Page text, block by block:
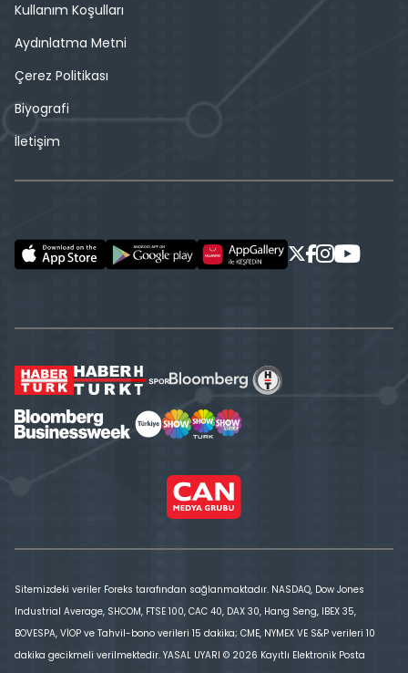
Kullanım Koşulları
Aydınlatma Metni
Çerez Politikası
Biyografi
İletişim
Sitemizdeki veriler Foreks tarafından sağlanmaktadır. NASDAQ, Dow Jones
Industrial Average, SHCOM, FTSE 100, CAC 40, DAX 30, Hang Seng, IBEX 35,
BOVESPA, VİOP ve Tahvil-bono verileri 15 dakika; CME, NYMEX VE S&P verileri 10
dakika gecikmeli verilmektedir. YASAL UYARI © 2026 Kayıtlı Elektronik Posta